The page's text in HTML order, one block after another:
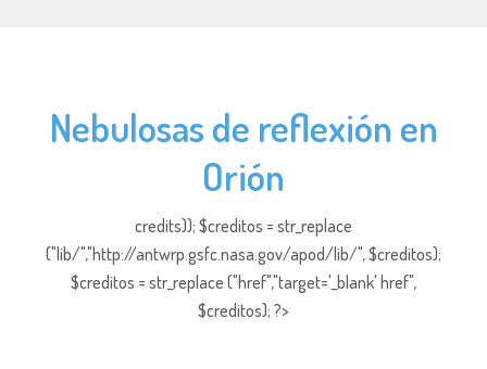
Nebulosas de reflexión en
Orión
credits)); $creditos = str_replace
("lib/","http://antwrp.gsfc.nasa.gov/apod/lib/", $creditos);
$creditos = str_replace ("href","target='_blank' href",
$creditos); ?>